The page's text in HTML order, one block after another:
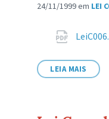
24/11/1999em LEI
Anexos
LEIA MAIS